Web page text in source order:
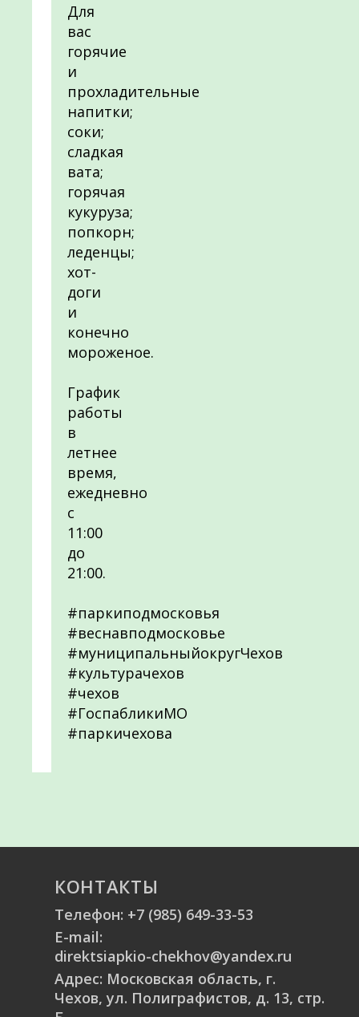
Для
вас
горячие
и
прохладительные
напитки;
соки;
сладкая
вата;
горячая
кукуруза;
попкорн;
леденцы;
хот-
доги
и
конечно
мороженое.
График
работы
в
летнее
время,
ежедневно
с
11:00
до
21:00.
#паркиподмосковья
#веснавподмосковье
#муниципальныйокругЧехов
#культурачехов
#чехов
#ГоспабликиМО
#паркичехова
КОНТАКТЫ
Телефон: +7 (985) 649-33-53
E-mail:
direktsiapkio-chekhov@yandex.ru
Адрес: Московская область, г.
Чехов, ул. Полиграфистов, д. 13, стр.